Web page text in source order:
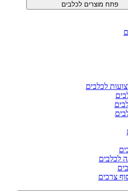
פתח מוצרים לכלבים
לכלבים
לכלבים
צרכים